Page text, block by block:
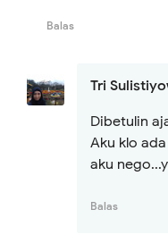
Balas
Tri
Dibetulin
Aku klo
aku
Balas